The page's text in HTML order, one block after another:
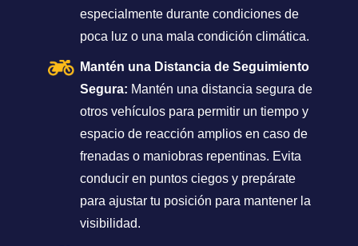
especialmente durante condiciones de
poca luz o una mala condición climática.
Mantén una Distancia de Seguimiento
Segura: Mantén una distancia segura de
otros vehículos para permitir un tiempo y
espacio de reacción amplios en caso de
frenadas o maniobras repentinas. Evita
conducir en puntos ciegos y prepárate
para ajustar tu posición para mantener la
visibilidad.